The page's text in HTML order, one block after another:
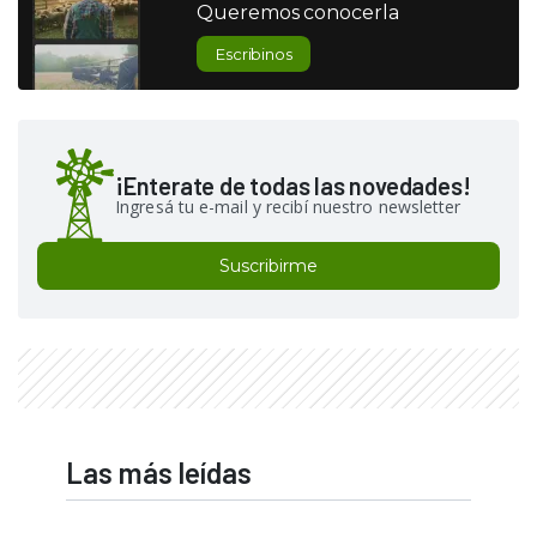
Queremos conocerla
Escribinos
¡Enterate de todas las novedades!
Ingresá tu e-mail y recibí nuestro newsletter
Suscribirme
Las más leídas